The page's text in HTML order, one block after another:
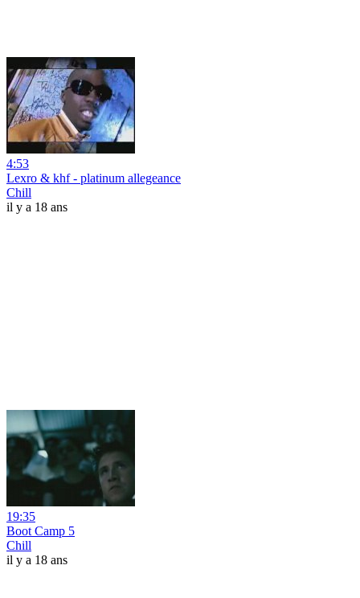
4:53
Lexro & khf - platinum allegeance
Chill
il y a 18 ans
19:35
Boot Camp 5
Chill
il y a 18 ans